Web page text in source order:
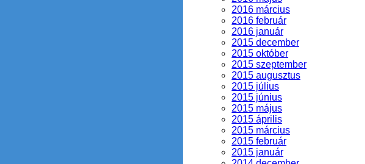
2016 március
2016 február
2016 január
2015 december
2015 október
2015 szeptember
2015 augusztus
2015 július
2015 június
2015 május
2015 április
2015 március
2015 február
2015 január